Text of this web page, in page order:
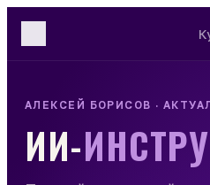
АЛЕКСЕЙ БОРИСОВ ·
ИИ-